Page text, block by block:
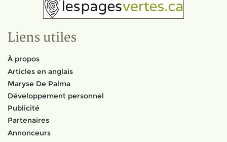
Liens utiles
À propos
Articles en anglais
Maryse De Palma
Développement personnel
Publicité
Partenaires
Annonceurs